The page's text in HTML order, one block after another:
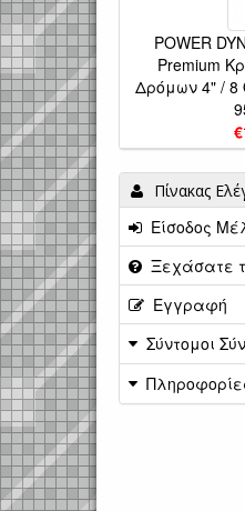
POWER
Premium
Δρόμων 4" / 8
Πίνακας
Είσοδος
Ξεχάσατε
Εγγραφή
Σύντομοι